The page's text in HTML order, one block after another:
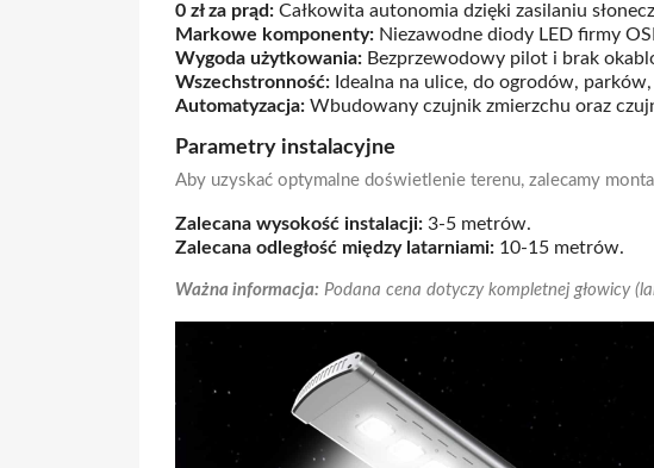
0 zł za prąd: Całkowita autonomia dzięki zasilaniu
Markowe komponenty: Niezawodne diody LED firmy
Wygoda użytkowania: Bezprzewodowy pilot i brak
Wszechstronność: Idealna na ulice, do ogrodów,
Automatyzacja: Wbudowany czujnik zmierzchu oraz
Parametry instalacyjne
Aby uzyskać optymalne doświetlenie terenu, zalecamy
Zalecana wysokość instalacji: 3-5 metrów.
Zalecana odległość między latarniami: 10-15 metrów.
Ważna informacja: Podana cena dotyczy kompletnej głowicy